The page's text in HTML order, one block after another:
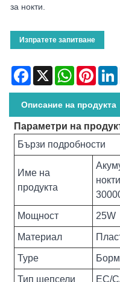
за нокти.
Изпратете запитване
Facebook
X WhatsApp
Описание на продукта
Параметри на
Бързи подробности
Име на
продукта
Мощност 25W
Материал
Type
Тип щепсели ЕС/